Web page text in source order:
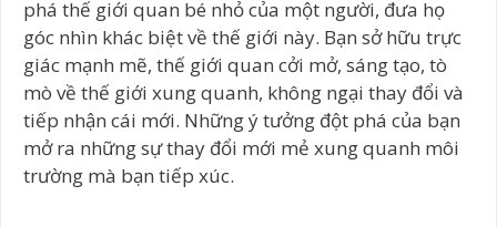
phá thế giới quan bé nhỏ của một người, đưa họ
góc nhìn khác biệt về thế giới này. Bạn sở hữu trực
giác mạnh mẽ, thế giới quan cởi mở, sáng tạo, tò
mò về thế giới xung quanh, không ngại thay đổi và
tiếp nhận cái mới. Những ý tưởng đột phá của bạn
mở ra những sự thay đổi mới mẻ xung quanh môi
trường mà bạn tiếp xúc.